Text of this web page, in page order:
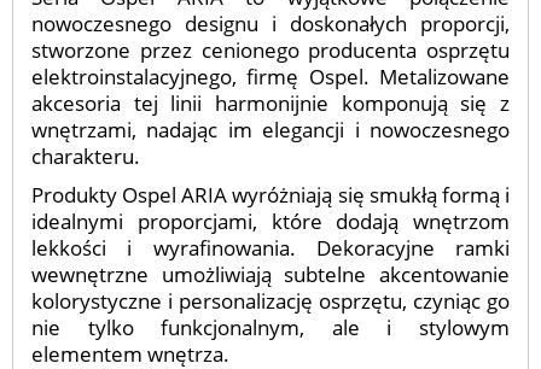
nowoczesnego designu i doskonałych proporcji,
stworzone przez cenionego producenta osprzętu
elektroinstalacyjnego, firmę Ospel. Metalizowane
akcesoria tej linii harmonijnie komponują się z
wnętrzami, nadając im elegancji i nowoczesnego
charakteru.
Produkty Ospel ARIA wyróżniają się smukłą formą i
idealnymi proporcjami, które dodają wnętrzom
lekkości i wyrafinowania. Dekoracyjne ramki
wewnętrzne umożliwiają subtelne akcentowanie
kolorystyczne i personalizację osprzętu, czyniąc go
nie tylko funkcjonalnym, ale i stylowym
elementem wnętrza.